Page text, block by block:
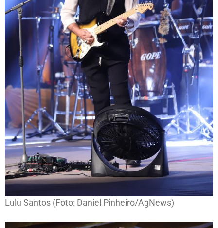
Lulu Santos (Foto: Daniel Pinheiro/AgNews)